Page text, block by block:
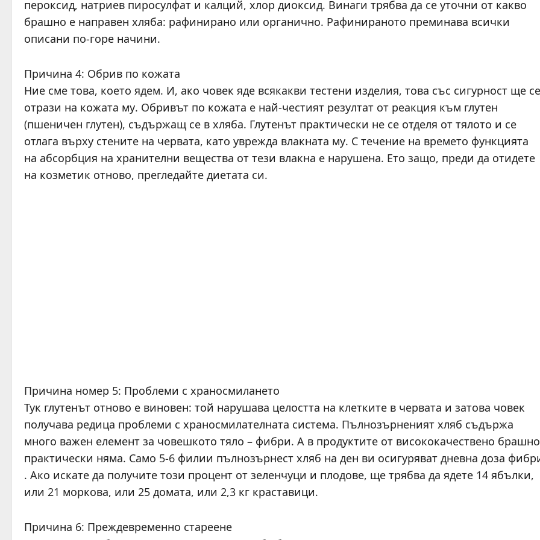
пероксид, натриев пиросулфат и калций, хлор диоксид. Винаги трябва да се уточни от какво
брашно е направен хляба: рафинирано или органично. Рафинираното преминава всички
описани по-горе начини.
Причина 4: Обрив по кожата
Ние сме това, което ядем. И, ако човек яде всякакви тестени изделия, това със сигурност ще се
отрази на кожата му. Обривът по кожата е най-честият резултат от реакция към глутен
(пшеничен глутен), съдържащ се в хляба. Глутенът практически не се отделя от тялото и се
отлага върху стените на червата, като уврежда влакната му. С течение на времето функцията
на абсорбция на хранителни вещества от тези влакна е нарушена. Ето защо, преди да отидете
на козметик отново, прегледайте диетата си.
Причина номер 5: Проблеми с храносмилането
Тук глутенът отново е виновен: той нарушава целостта на клетките в червата и затова човек
получава редица проблеми с храносмилателната система. Пълнозърненият хляб съдържа
много важен елемент за човешкото тяло – фибри. А в продуктите от висококачествено брашно
практически няма. Само 5-6 филии пълнозърнест хляб на ден ви осигуряват дневна доза
. Ако искате да получите този процент от зеленчуци и плодове, ще трябва да ядете 14 ябълки,
или 21 моркова, или 25 домата, или 2,3 кг краставици.
Причина 6: Преждевременно стареене